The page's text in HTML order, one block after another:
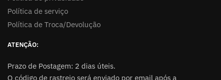
Política de serviço
Política de Troca/Devolução
ATENÇÃO:
Prazo de Postagem: 2 dias úteis.
O código de rastreio será enviado por email após a